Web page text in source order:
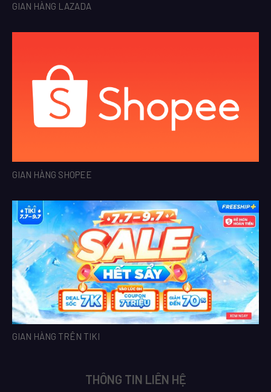
GIAN HÀNG LAZADA
GIAN HÀNG SHOPEE
GIAN HÀNG TRÊN TIKI
THÔNG TIN LIÊN HỆ